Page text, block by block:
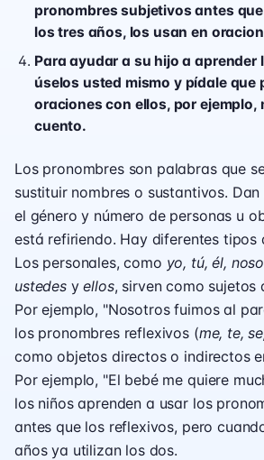
pronombres subjetivos antes
los tres años, los usan en
Para ayudar a su hijo a aprender
úselos usted mismo y pídale que
oraciones con ellos, por ejemplo,
cuento.
Los pronombres son palabras que
sustituir nombres o sustantivos.
el género y número de personas u
está refiriendo. Hay diferentes tipos
Los personales, como yo, tú, él,
ustedesyellos, sirven como sujetos
Por ejemplo, "Nosotros fuimos al
los pronombres reflexivos (me, te,
como objetos directos o indirectos
Por ejemplo, "El bebé me quiere
los niños aprenden a usar los
antes que los reflexivos, pero
años ya utilizan los dos.